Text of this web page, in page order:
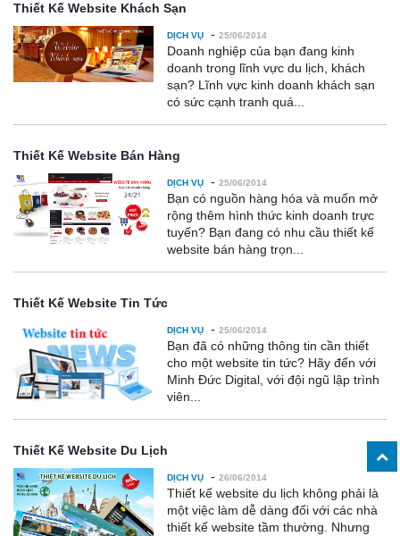
Thiết Kế Website Khách Sạn
DỊCH VỤ - 25/06/2014
Doanh nghiệp của bạn đang kinh
doanh trong lĩnh vực du lịch, khách
sạn? Lĩnh vực kinh doanh khách sạn
có sức cạnh tranh quá...
Thiết Kế Website Bán Hàng
DỊCH VỤ - 25/06/2014
Bạn có nguồn hàng hóa và muốn mở
rộng thêm hình thức kinh doanh trực
tuyến? Bạn đang có nhu cầu thiết kế
website bán hàng trọn...
Thiết Kế Website Tin Tức
DỊCH VỤ - 25/06/2014
Bạn đã có những thông tin cần thiết
cho một website tin tức? Hãy đến với
Minh Đức Digital, với đội ngũ lập trình
viên...
Thiết Kế Website Du Lịch
DỊCH VỤ - 26/06/2014
Thiết kế website du lịch không phải là
một việc làm dễ dàng đối với các nhà
thiết kế website tầm thường. Nhưng